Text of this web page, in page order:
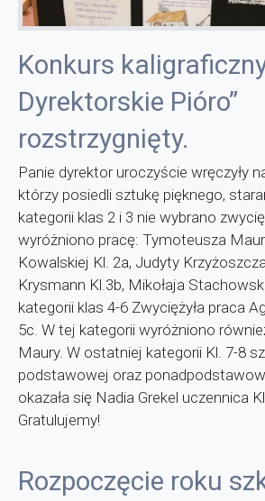
Konkurs
Dyrektorskie Pióro”
rozstrzygnięty.
Panie dyrektor uroczyście wręczyły
którzy posiedli sztukę pięknego,
kategorii klas 2 i 3 nie wybrano
wyróżniono pracę: Tymoteusza
Kowalskiej Kl. 2a, Judyty
Krysmann Kl.3b, Mikołaja
kategorii klas 4-6 Zwyciężyła praca
5c. W tej kategorii wyróżniono
Maury. W ostatniej kategorii Kl. 7-8
podstawowej oraz
okazała się Nadia Grekel uczennica
Gratulujemy!
Rozpoczęcie roku